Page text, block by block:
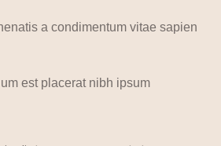
a condimentum vitae sapien
est placerat nibh ipsum